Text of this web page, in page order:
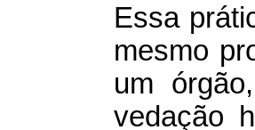
Essa
mesmo
um
vedação